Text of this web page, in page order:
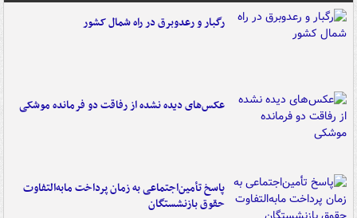
رگبار و رعدوبرق در راه شمال کشور
عکس‌های دیده نشده از رفاقت دو فرمانده‌ موشکی
پاسخ تأمین‌اجتماعی به زمان پرداخت مابه‌التفاوت
حقوق بازنشستگان